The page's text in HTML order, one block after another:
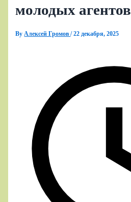
молодых агентов
ByАлексей Громов/22 декабря, 2025